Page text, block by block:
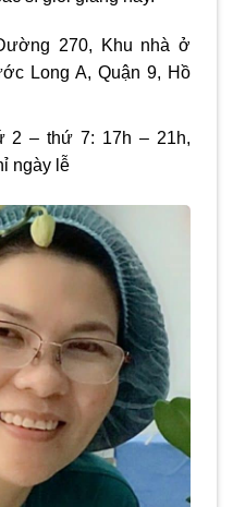
270, Khu nhà ở
Long A, Quận 9, Hồ
2 – thứ 7: 17h – 21h,
ngày lễ